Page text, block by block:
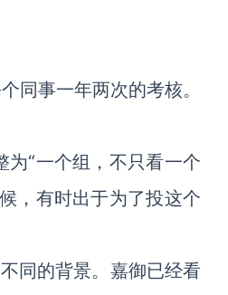
同事一年两次的考核。
“一个组，不只看一个
，有时出于为了投这个
同的背景。嘉御已经看